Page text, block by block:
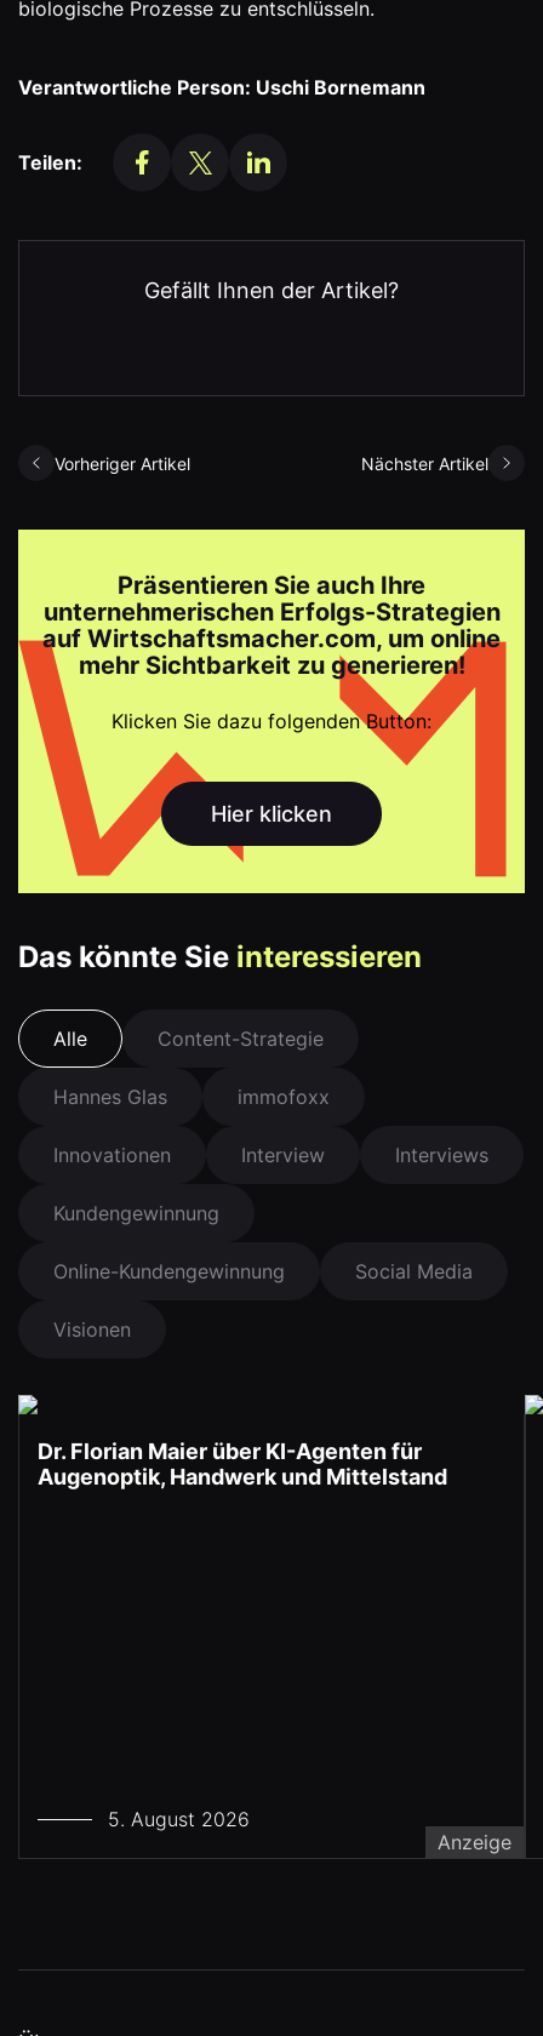
biologische Prozesse zu entschlüsseln.
Verantwortliche Person: Uschi Bornemann
Teilen:
Gefällt Ihnen der Artikel?
Vorheriger Artikel Nächster Artikel
Präsentieren Sie auch Ihre
unternehmerischen Erfolgs-Strategien
auf Wirtschaftsmacher.com, um online
mehr Sichtbarkeit zu generieren!
Klicken Sie dazu folgenden Button:
Hier klicken
Das könnte Sie interessieren
Alle Content-Strategie
Hannes Glas immofoxx
Innovationen Interview Interviews
Kundengewinnung
Online-Kundengewinnung Social Media
Visionen
Dr. Florian Maier über KI-Agenten für
Augenoptik, Handwerk und Mittelstand
5. August 2026
Anzeige